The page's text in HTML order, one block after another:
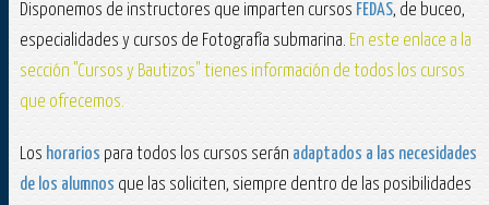
Disponemos de instructores que imparten cursos FEDAS, de buceo,
especialidades y cursos de Fotografía submarina. En este enlace a la
sección "Cursos y Bautizos" tienes información de todos los cursos
que ofrecemos.
Los horarios para todos los cursos serán adaptados a las necesidades
de los alumnos que las soliciten, siempre dentro de las posibilidades